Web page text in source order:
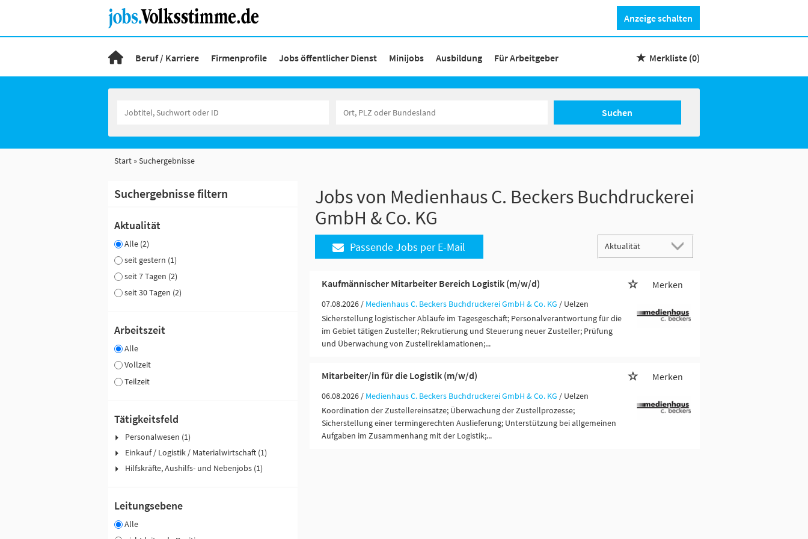
Anzeige schalten
Beruf / Karriere Firmenprofile Jobs öffentlicher Dienst Minijobs Ausbildung Für Arbeitgeber Merkliste (0)
Suchen
Start Suchergebnisse
Suchergebnisse filtern
Aktualität
Alle (2)
seit gestern (1)
seit 7 Tagen (2)
seit 30 Tagen (2)
Arbeitszeit
Alle
Vollzeit
Teilzeit
Tätigkeitsfeld
Personalwesen (1)
Einkauf / Logistik / Materialwirtschaft (1)
Hilfskräfte, Aushilfs- und Nebenjobs (1)
Leitungsebene
Alle
Jobs von Medienhaus C. Beckers Buchdruckerei
GmbH & Co. KG
Passende Jobs per E-Mail
Kaufmännischer Mitarbeiter Bereich Logistik (m/w/d) Merken
07.08.2026 / Medienhaus C. Beckers Buchdruckerei GmbH & Co. KG / Uelzen
Sicherstellung logistischer Abläufe im Tagesgeschäft; Personalverantwortung für die
im Gebiet tätigen Zusteller; Rekrutierung und Steuerung neuer Zusteller; Prüfung
und Überwachung von Zustellreklamationen;...
Mitarbeiter/in für die Logistik (m/w/d) Merken
06.08.2026 / Medienhaus C. Beckers Buchdruckerei GmbH & Co. KG / Uelzen
Koordination der Zustellereinsätze; Überwachung der Zustellprozesse;
Sicherstellung einer termingerechten Auslieferung; Unterstützung bei allgemeinen
Aufgaben im Zusammenhang mit der Logistik;...